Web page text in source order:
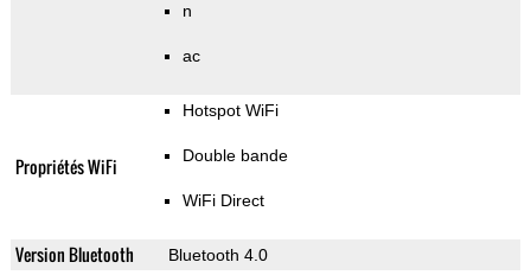
n
ac
Propriétés WiFi
Hotspot WiFi
Double bande
WiFi Direct
Version Bluetooth Bluetooth 4.0